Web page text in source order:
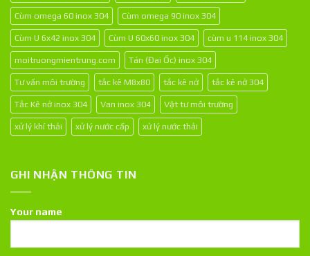
Cùm omega 60 inox 304 Cùm omega 90 inox 304
Cùm U 6x42 inox 304 Cùm U 60x60 inox 304 cùm u 114 inox 304
moitruongmientrung.com Tán (Đai Ốc) inox 304
Tư vấn môi trường tắc kê M8x80 tắc kê nở tắc kê nở 304
Tắc Kê nở inox 304 Van inox 304 Vật tư môi trường
xử lý khí thải xử lý nước cấp xử lý nước thải
GHI NHẬN THÔNG TIN
Your name